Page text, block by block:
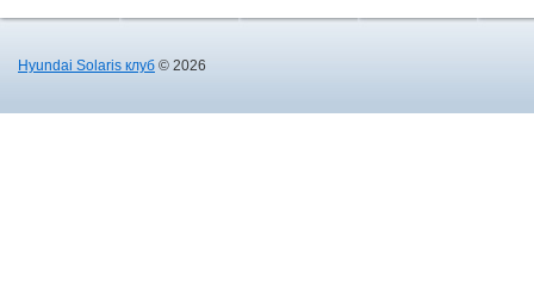
Hyundai Solaris клуб © 2026